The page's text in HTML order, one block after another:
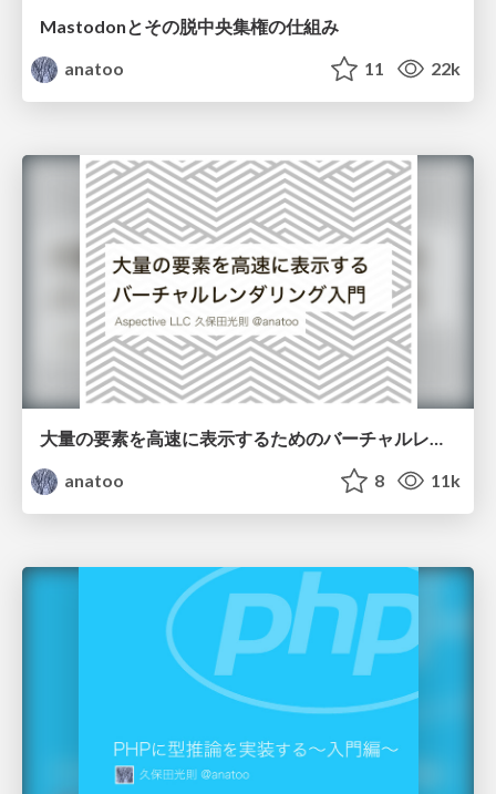
Mastodonとその脱中央集権の仕組み
anatoo
11 22k
大量の要素を高速に表示するためのバーチャルレンダリング入門 / Virtual Rendering Introduction
anatoo
8 11k